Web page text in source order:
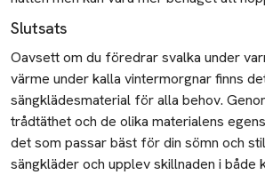
Slutsats
Oavsett om du föredrar svalka under
värme under kalla vintermorgnar finns
sängklädesmaterial för alla behov.
trådtäthet och de olika materialens
det som passar bäst för din sömn och
sängkläder och upplev skillnaden i både